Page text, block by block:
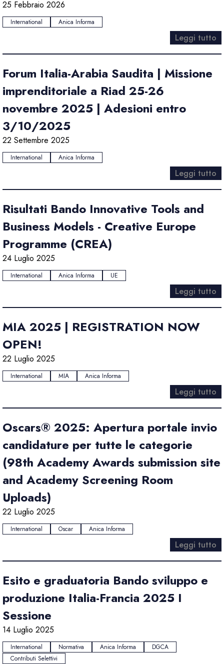
25 Febbraio 2026
International Anica Informa
Leggi tutto
Forum Italia-Arabia Saudita | Missione
imprenditoriale a Riad 25-26
novembre 2025 | Adesioni entro
3/10/2025
22 Settembre 2025
International Anica Informa
Leggi tutto
Risultati Bando Innovative Tools and
Business Models - Creative Europe
Programme (CREA)
24 Luglio 2025
International Anica Informa UE
Leggi tutto
MIA 2025 | REGISTRATION NOW
OPEN!
22 Luglio 2025
International MIA Anica Informa
Leggi tutto
Oscars® 2025: Apertura portale invio
candidature per tutte le categorie
(98th Academy Awards submission site
and Academy Screening Room
Uploads)
22 Luglio 2025
International Oscar Anica Informa
Leggi tutto
Esito e graduatoria Bando sviluppo e
produzione Italia-Francia 2025 I
Sessione
14 Luglio 2025
International Normativa Anica Informa
DGCA
Contributi Selettivi